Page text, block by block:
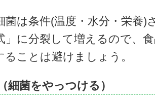
菌は条件(温度・水分・栄養)
」に分裂して増えるので、
ることは避けましょう。
細菌をやっつける）
ラム
ジン
相談コーナー